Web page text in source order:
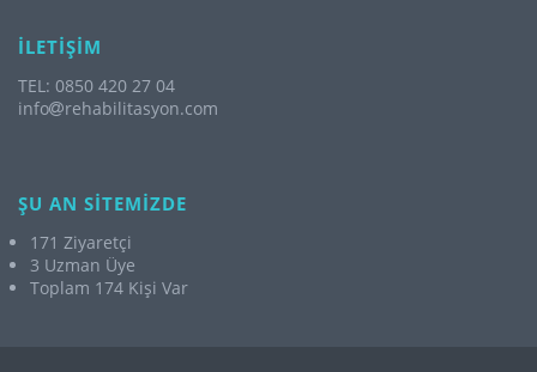
İLETİŞİM
TEL: 0850 420 27 04
info
rehabilitasyon.com
ŞU AN SİTEMİZDE
171 Ziyaretçi
3 Uzman Üye
Toplam 174 Kişi Var